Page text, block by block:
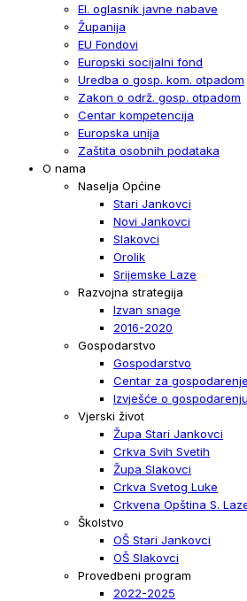
El. oglasnik javne nabave
Županija
EU Fondovi
Europski socijalni fond
Uredba o gosp. kom. otpadom
Zakon o održ. gosp. otpadom
Centar kompetencija
Europska unija
Zaštita osobnih podataka
O nama
Naselja Općine
Stari Jankovci
Novi Jankovci
Slakovci
Orolik
Srijemske Laze
Razvojna strategija
Izvan snage
2016-2020
Gospodarstvo
Gospodarstvo
Centar za
Izvješće o
Vjerski život
Župa Stari Jankovci
Crkva Svih Svetih
Župa Slakovci
Crkva Svetog Luke
Crkvena Opština S.
Školstvo
OŠ Stari Jankovci
OŠ Slakovci
Provedbeni program
2022-2025